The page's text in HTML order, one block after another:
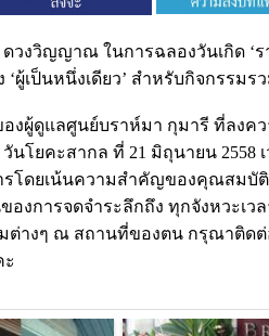
ดวงวิญญาณ ในการฉลองวันเกิด
เป็นหนึ่งเดียว’ สำหรับกิจกรรมร
งผู้ดูแลศูนย์บราห์มา กุมารี ที่ลงค
นโยคะสากล ที่ 21 มิถุนายน 2558
รโดยเน้นความสำคัญของคุณสมบั
งการจดจำระลึกถึง ทุกจังหวะเว
ต่างๆ ณ สถานที่ของตน กรุณาติด